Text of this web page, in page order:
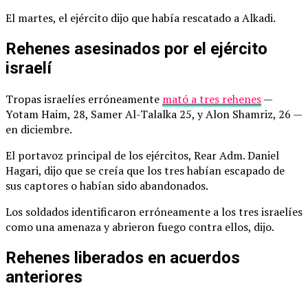
El martes, el ejército dijo que había rescatado a Alkadi.
Rehenes asesinados por el ejército
israelí
Tropas israelíes erróneamente mató a tres rehenes—
Yotam Haim, 28, Samer Al-Talalka 25, y Alon Shamriz, 26 —
en diciembre.
El portavoz principal de los ejércitos, Rear Adm. Daniel
Hagari, dijo que se creía que los tres habían escapado de
sus captores o habían sido abandonados.
Los soldados identificaron erróneamente a los tres israelíes
como una amenaza y abrieron fuego contra ellos, dijo.
Rehenes liberados en acuerdos
anteriores